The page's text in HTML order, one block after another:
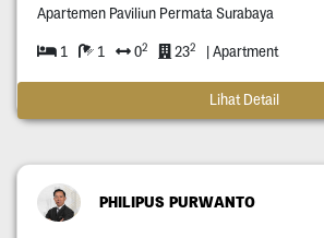
Apartemen Paviliun Permata Surabaya
1 1 02 232 | Apartment
Lihat Detail
PHILIPUS PURWANTO